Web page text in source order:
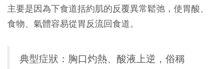
主要是因為下食道括約肌的反覆異常鬆弛，使胃酸、
食物、氣體容易從胃反流回食道。
典型症狀： 胸口灼熱、酸液上逆，俗稱